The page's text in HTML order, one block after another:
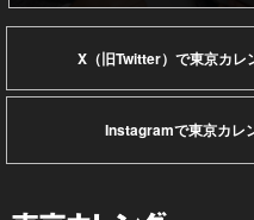
X（旧Twitter）で東京カレ
Instagramで東京カレ